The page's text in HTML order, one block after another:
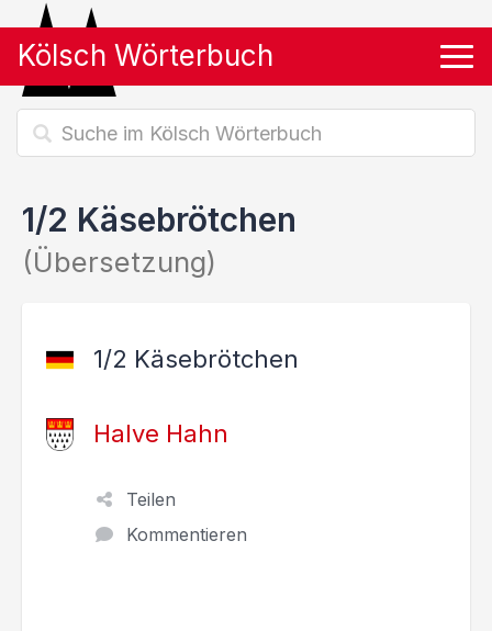
Kölsch Wörterbuch
1/2 Käsebrötchen
(Übersetzung)
1/2 Käsebrötchen
Halve Hahn
Teilen
Kommentieren